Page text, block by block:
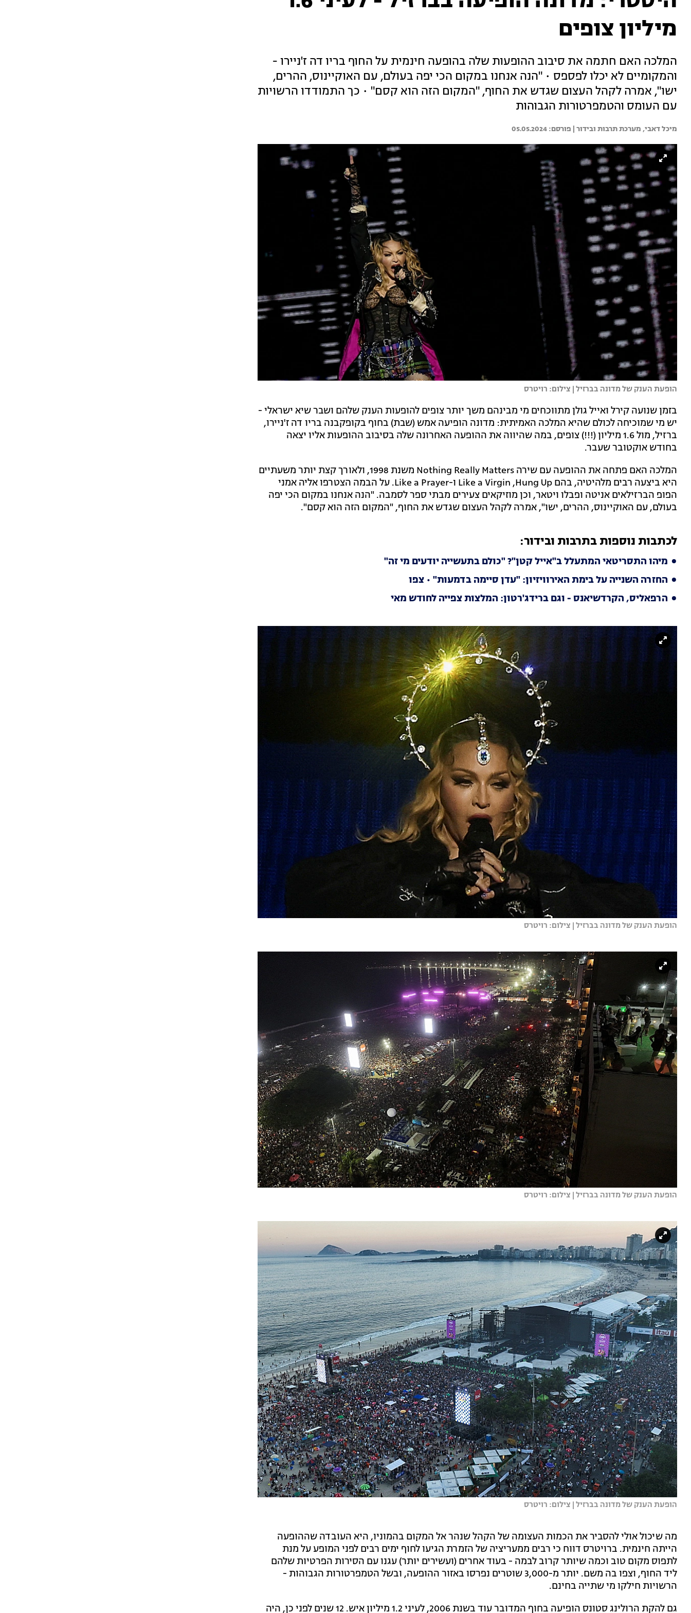
מיליון צופים
המלכה האם חתמה את סיבוב ההופעות שלה בהופעה חינמית על החוף בריו דה ז'ניירו -
והמקומיים לא יכלו לפספס • "הנה אנחנו במקום הכי יפה בעולם, עם האוקיינוס, ההרים,
ישו", אמרה לקהל העצום שגדש את החוף, "המקום הזה הוא קסם" • כך התמודדו הרשויות
עם העומס והטמפרטורות הגבוהות
מיכל דאבי, מערכת תרבות ובידור | 05.05.2024
הופעת הענק של מדונה בברזיל | צילום: רויטרס
בזמן שנועה קירל ואייל גולן מתווכחים מי מבינהם משך יותר צופים להופעות הענק שלהם ושבר שיא ישראלי -
יש מי שמוכיחה לכולם שהיא המלכה האמיתית: מדונה הופיעה אמש (שבת) בחוף בקופקבנה בריו דה ז'ניירו,
ברזיל, מול 1.6 מיליון (!!!) צופים, במה שהיווה את ההופעה האחרונה שלה בסיבוב ההופעות אליו יצאה
בחודש אוקטובר שעבר.
המלכה האם פתחה את ההופעה עם שירה Nothing Really Matters משנת 1998, ולאורך קצת יותר משעתיים
היא ביצעה רבים מלהיטיה, בהם Like a Virgin ,Hung Up ו-Like a Prayer. על הבמה הצטרפו אליה אמני
הפופ הברזילאים אניטה ופבלו ויטאר, וכן מוזיקאים צעירים מבתי ספר לסמבה. "הנה אנחנו במקום הכי יפה
בעולם, עם האוקיינוס, ההרים, ישו", אמרה לקהל העצום שגדש את החוף, "המקום הזה הוא קסם".
לכתבות נוספות בתרבות ובידור:
מיהו התסריטאי המתעלל ב"אייל קטן"? "כולם בתעשייה יודעים מי זה"
החזרה השנייה על בימת האירוויזיון: "עדן סיימה בדמעות" • צפו
הרפאליס, הקרדשיאנס - וגם ברידג'רטון: המלצות צפייה לחודש מאי
הופעת הענק של מדונה בברזיל | צילום: רויטרס
הופעת הענק של מדונה בברזיל | צילום: רויטרס
הופעת הענק של מדונה בברזיל | צילום: רויטרס
מה שיכול אולי להסביר את הכמות העצומה של הקהל שנהר אל המקום בהמוניו, היא העובדה שההופעה
הייתה חינמית. ברויטרס דווח כי רבים ממעריציה של הזמרת הגיעו לחוף ימים רבים לפני המופע על מנת
לתפוס מקום טוב וכמה שיותר קרוב לבמה - בעוד אחרים (ועשירים יותר) עגנו עם הסירות הפרטיות שלהם
ליד החוף, וצפו בה משם. יותר מ-3,000 שוטרים נפרסו באזור ההופעה, ובשל הטמפרטורות הגבוהות -
הרשויות חילקו מי שתייה בחינם.
גם להקת הרולינג סטונס הופיעה בחוף המדובר עוד בשנת 2006, לעיני 1.2 מיליון איש. 12 שנים לפני כן, היה